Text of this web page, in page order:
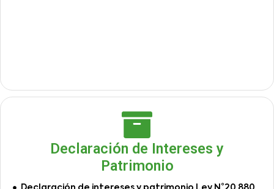
Declaración de Intereses y
Patrimonio